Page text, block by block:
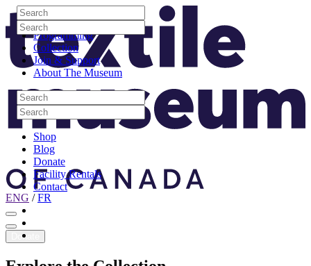
Skip to content
Visit
Programming
Collection
Join & Support
About The Museum
Search
Search
Search
Search
Shop
Blog
Donate
Facility Rentals
Contact
Youtube
Search
Search
Search
Search
Site Logo
ENG /FR
Donate